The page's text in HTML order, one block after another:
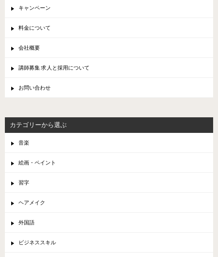
キャンペーン
料金について
会社概要
講師募集 求人と採用について
お問い合わせ
カテゴリーから選ぶ
音楽
絵画・ペイント
習字
ヘアメイク
外国語
ビジネススキル